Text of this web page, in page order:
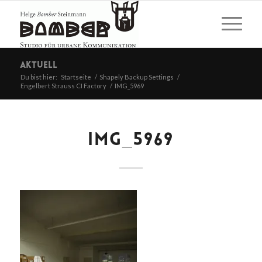
Aktuell
Du bist hier: Startseite / Shapely Backup Settings /
Engelbert Strauss CI Factory / IMG_5969
IMG_5969